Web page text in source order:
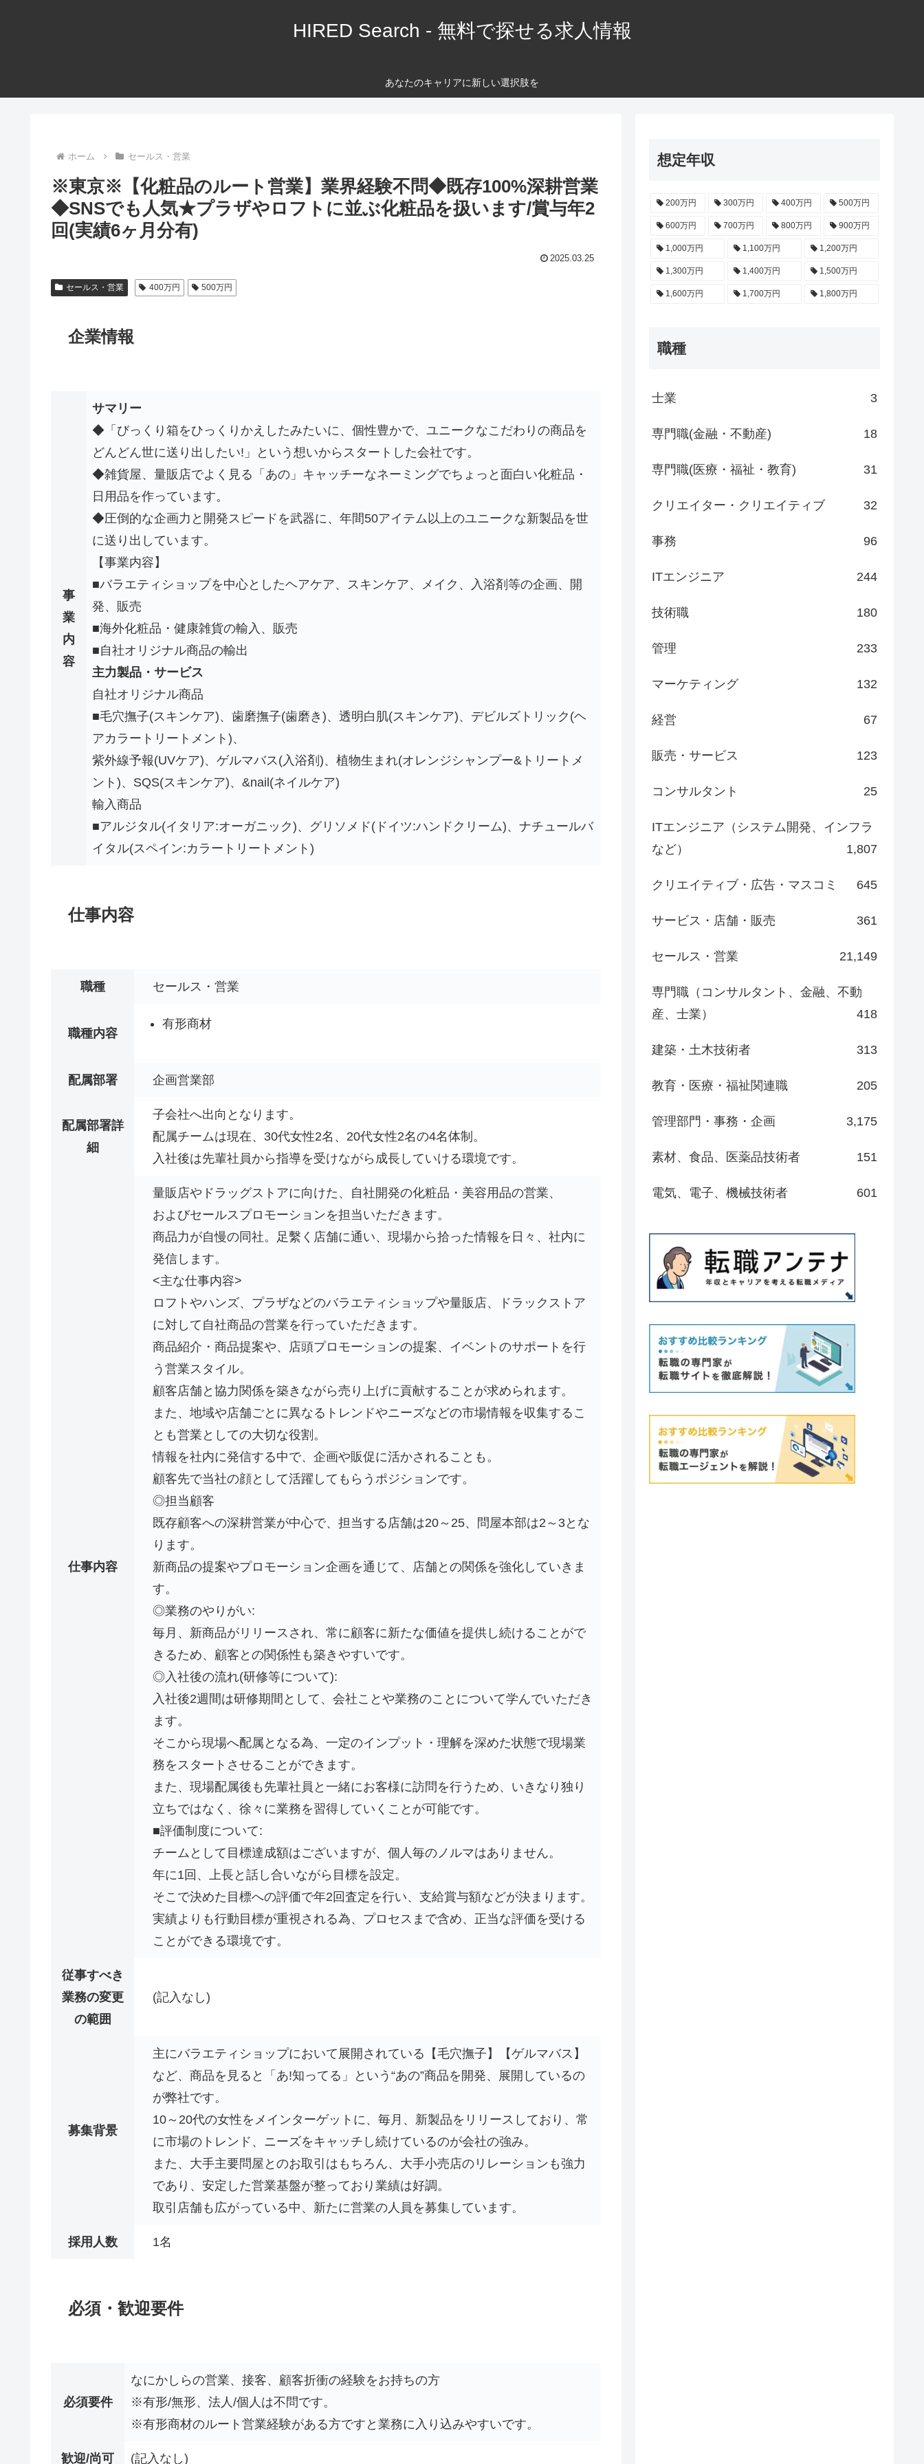
HIRED Search - 無料で探せる求人情報
あなたのキャリアに新しい選択肢を
ホーム セールス・営業
※東京※【化粧品のルート営業】業界経験不問◆既存100%深耕営業
◆SNSでも人気★プラザやロフトに並ぶ化粧品を扱います/賞与年2
回(実績6ヶ月分有)
2025.03.25
セールス・営業 400万円 500万円
企業情報
事
業
内
容
サマリー
◆「びっくり箱をひっくりかえしたみたいに、個性豊かで、ユニークなこだわりの商品を
どんどん世に送り出したい!」という想いからスタートした会社です。
◆雑貨屋、量販店でよく見る「あの」キャッチーなネーミングでちょっと面白い化粧品・
日用品を作っています。
◆圧倒的な企画力と開発スピードを武器に、年間50アイテム以上のユニークな新製品を世
に送り出しています。
【事業内容】
■バラエティショップを中心としたヘアケア、スキンケア、メイク、入浴剤等の企画、開
発、販売
■海外化粧品・健康雑貨の輸入、販売
■自社オリジナル商品の輸出
主力製品・サービス
自社オリジナル商品
■毛穴撫子(スキンケア)、歯磨撫子(歯磨き)、透明白肌(スキンケア)、デビルズトリック(ヘ
アカラートリートメント)、
紫外線予報(UVケア)、ゲルマバス(入浴剤)、植物生まれ(オレンジシャンプー&トリートメ
ント)、SQS(スキンケア)、&nail(ネイルケア)
輸入商品
■アルジタル(イタリア:オーガニック)、グリソメド(ドイツ:ハンドクリーム)、ナチュールバ
イタル(スペイン:カラートリートメント)
仕事内容
職種 セールス・営業
職種内容
有形商材
配属部署 企画営業部
配属部署詳
細
子会社へ出向となります。
配属チームは現在、30代女性2名、20代女性2名の4名体制。
入社後は先輩社員から指導を受けながら成長していける環境です。
仕事内容
量販店やドラッグストアに向けた、自社開発の化粧品・美容用品の営業、
およびセールスプロモーションを担当いただきます。
商品力が自慢の同社。足繫く店舗に通い、現場から拾った情報を日々、社内に
発信します。
<主な仕事内容>
ロフトやハンズ、プラザなどのバラエティショップや量販店、ドラックストア
に対して自社商品の営業を行っていただきます。
商品紹介・商品提案や、店頭プロモーションの提案、イベントのサポートを行
う営業スタイル。
顧客店舗と協力関係を築きながら売り上げに貢献することが求められます。
また、地域や店舗ごとに異なるトレンドやニーズなどの市場情報を収集するこ
とも営業としての大切な役割。
情報を社内に発信する中で、企画や販促に活かされることも。
顧客先で当社の顔として活躍してもらうポジションです。
◎担当顧客
既存顧客への深耕営業が中心で、担当する店舗は20～25、問屋本部は2～3とな
ります。
新商品の提案やプロモーション企画を通じて、店舗との関係を強化していきま
す。
◎業務のやりがい:
毎月、新商品がリリースされ、常に顧客に新たな価値を提供し続けることがで
きるため、顧客との関係性も築きやすいです。
◎入社後の流れ(研修等について):
入社後2週間は研修期間として、会社ことや業務のことについて学んでいただき
ます。
そこから現場へ配属となる為、一定のインプット・理解を深めた状態で現場業
務をスタートさせることができます。
また、現場配属後も先輩社員と一緒にお客様に訪問を行うため、いきなり独り
立ちではなく、徐々に業務を習得していくことが可能です。
■評価制度について:
チームとして目標達成額はございますが、個人毎のノルマはありません。
年に1回、上長と話し合いながら目標を設定。
そこで決めた目標への評価で年2回査定を行い、支給賞与額などが決まります。
実績よりも行動目標が重視される為、プロセスまで含め、正当な評価を受ける
ことができる環境です。
従事すべき
業務の変更
の範囲
(記入なし)
募集背景
主にバラエティショップにおいて展開されている【毛穴撫子】【ゲルマバス】
など、商品を見ると「あ!知ってる」という“あの”商品を開発、展開しているの
が弊社です。
10～20代の女性をメインターゲットに、毎月、新製品をリリースしており、常
に市場のトレンド、ニーズをキャッチし続けているのが会社の強み。
また、大手主要問屋とのお取引はもちろん、大手小売店のリレーションも強力
であり、安定した営業基盤が整っており業績は好調。
取引店舗も広がっている中、新たに営業の人員を募集しています。
採用人数 1名
必須・歓迎要件
必須要件
なにかしらの営業、接客、顧客折衝の経験をお持ちの方
※有形/無形、法人/個人は不問です。
※有形商材のルート営業経験がある方ですと業務に入り込みやすいです。
歓迎/尚可 (記入なし)
想定年収
200万円 300万円 400万円 500万円
600万円 700万円 800万円 900万円
1,000万円 1,100万円 1,200万円
1,300万円 1,400万円 1,500万円
1,600万円 1,700万円 1,800万円
職種
士業 3
専門職(金融・不動産) 18
専門職(医療・福祉・教育) 31
クリエイター・クリエイティブ 32
事務 96
ITエンジニア 244
技術職 180
管理 233
マーケティング 132
経営 67
販売・サービス 123
コンサルタント 25
ITエンジニア（システム開発、インフラ
など）
1,807
クリエイティブ・広告・マスコミ 645
サービス・店舗・販売 361
セールス・営業 21,149
専門職（コンサルタント、金融、不動
産、士業）
418
建築・土木技術者 313
教育・医療・福祉関連職 205
管理部門・事務・企画 3,175
素材、食品、医薬品技術者 151
電気、電子、機械技術者 601